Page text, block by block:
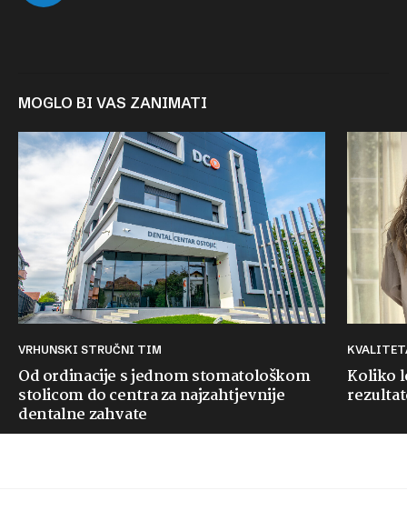
MOGLO BI VAS ZANIMATI
VRHUNSKI STRUČNI TIM
Od ordinacije s jednom stomatološkom
stolicom do centra za najzahtjevnije
dentalne zahvate
Koliko